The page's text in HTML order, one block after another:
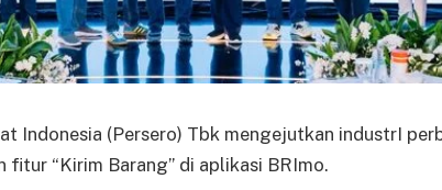
Indonesia (Persero) Tbk mengejutkan industrI
“Kirim Barang” di aplikasi BRImo.